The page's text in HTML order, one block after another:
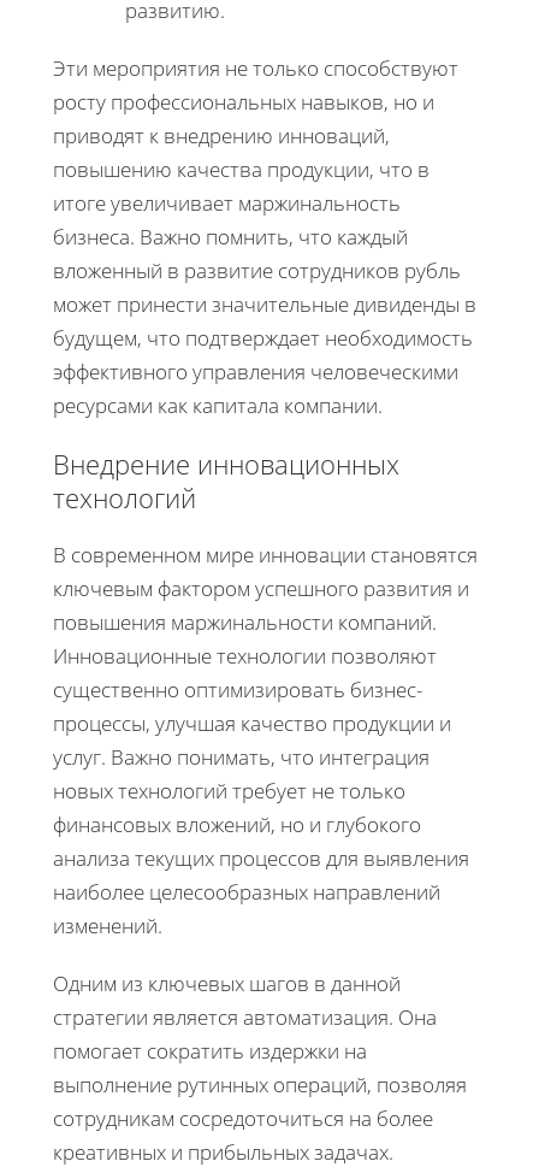
развитию.
Эти мероприятия не только способствуют
росту профессиональных навыков, но и
приводят к внедрению инноваций,
повышению качества продукции, что в
итоге увеличивает маржинальность
бизнеса. Важно помнить, что каждый
вложенный в развитие сотрудников рубль
может принести значительные дивиденды в
будущем, что подтверждает необходимость
эффективного управления человеческими
ресурсами как капитала компании.
Внедрение инновационных
технологий
В современном мире инновации становятся
ключевым фактором успешного развития и
повышения маржинальности компаний.
Инновационные технологии позволяют
существенно оптимизировать бизнес-
процессы, улучшая качество продукции и
услуг. Важно понимать, что интеграция
новых технологий требует не только
финансовых вложений, но и глубокого
анализа текущих процессов для выявления
наиболее целесообразных направлений
изменений.
Одним из ключевых шагов в данной
стратегии является автоматизация. Она
помогает сократить издержки на
выполнение рутинных операций, позволяя
сотрудникам сосредоточиться на более
креативных и прибыльных задачах.